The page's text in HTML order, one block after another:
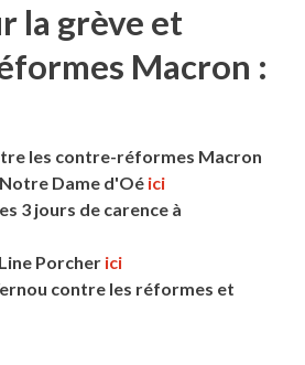
la grève et
Macron :
les contre-réformes Macron
Dame d'Oé ici
3 jours de carence à
Porcher ici
contre les réformes et